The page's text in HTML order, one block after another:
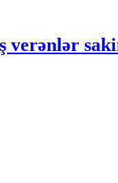
verənlər